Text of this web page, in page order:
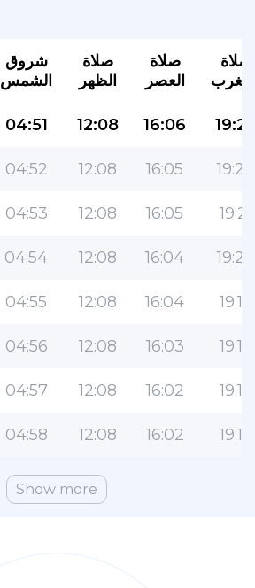
شروق
الشمس
صلاة
الظهر
صلاة
العصر
صلاة
04:51 12:08 16:06 19:23
04:52 12:08 16:05 19:22
04:53 12:08 16:05 19:21
04:54 12:08 16:04 19:20
04:55 12:08 16:04 19:19
04:56 12:08 16:03 19:17
04:57 12:08 16:02 19:16
04:58 12:08 16:02 19:15
Show more